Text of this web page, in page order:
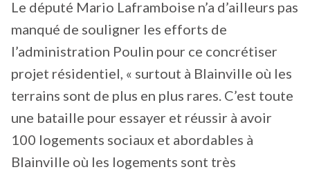
Le député Mario Laframboise n’a d’ailleurs pas
manqué de souligner les efforts de
l’administration Poulin pour ce concrétiser
projet résidentiel, « surtout à Blainville où les
terrains sont de plus en plus rares. C’est toute
une bataille pour essayer et réussir à avoir
100 logements sociaux et abordables à
Blainville où les logements sont très